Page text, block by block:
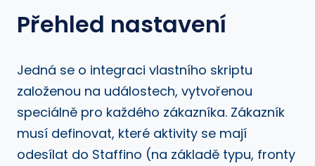
Přehled nastavení
Jedná se o integraci vlastního skriptu
založenou na událostech, vytvořenou
speciálně pro každého zákazníka. Zákazník
musí definovat, které aktivity se mají
odesílat do Staffino (na základě typu, fronty